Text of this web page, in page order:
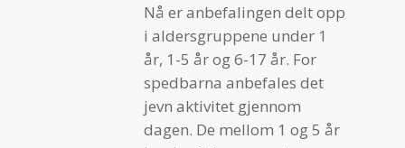
Nå er anbefalingen delt opp
i aldersgruppene under 1
år, 1-5 år og 6-17 år. For
spedbarna anbefales det
jevn aktivitet gjennom
dagen. De mellom 1 og 5 år